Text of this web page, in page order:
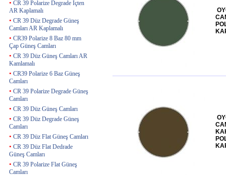
• CR 39 Polarize Degrade İçten
AR Kaplamalı
• CR 39 Düz Degrade Güneş
Camları AR Kaplamalı
• CR39 Polarize 8 Baz 80 mm
Çap Güneş Camları
• CR 39 Düz Güneş Camları AR
Kamlamalı
• CR39 Polarize 6 Baz Güneş
Camları
• CR 39 Polarize Degrade Güneş
Camları
• CR 39 Düz Güneş Camları
• CR 39 Düz Degrade Güneş
Camları
• CR 39 Düz Flat Güneş Camları
• CR 39 Düz Flat Dedrade
Güneş Camları
• CR 39 Polarize Flat Güneş
Camları